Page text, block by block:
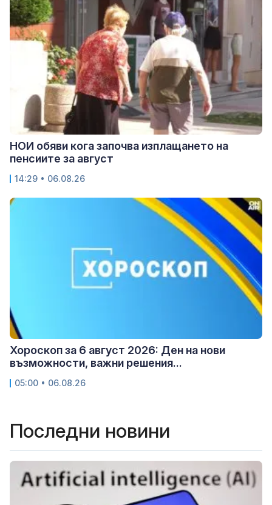
НОИ обяви кога започва изплащането на
пенсиите за август
14:29 • 06.08.26
Хороскоп за 6 август 2026: Ден на нови
възможности, важни решения...
05:00 • 06.08.26
Последни новини